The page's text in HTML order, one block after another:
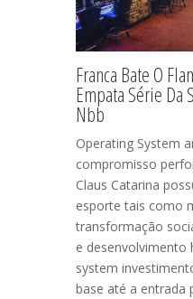
Franca Bate O
Empata Série
Nbb
Operating System
compromisso
Claus Catarina
esporte tais como
transformação
e desenvolvimento
system
base até a entrada